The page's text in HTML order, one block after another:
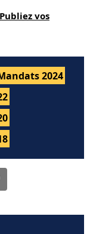
Publiez vos
2024